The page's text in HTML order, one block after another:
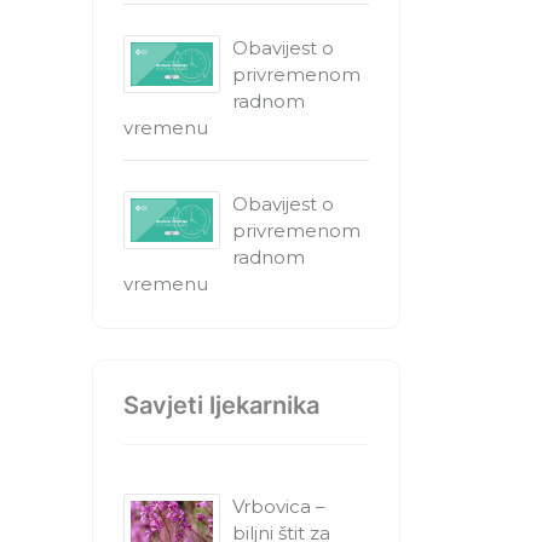
Obavijest o
privremenom
radnom
vremenu
Obavijest o
privremenom
radnom
vremenu
Savjeti ljekarnika
Vrbovica –
biljni štit za